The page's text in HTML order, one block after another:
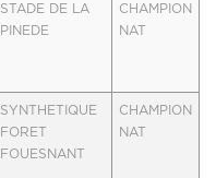
STADE DE LA
PINEDE
CHAMPION
NAT
SYNTHETIQUE
FORET
FOUESNANT
CHAMPION
NAT